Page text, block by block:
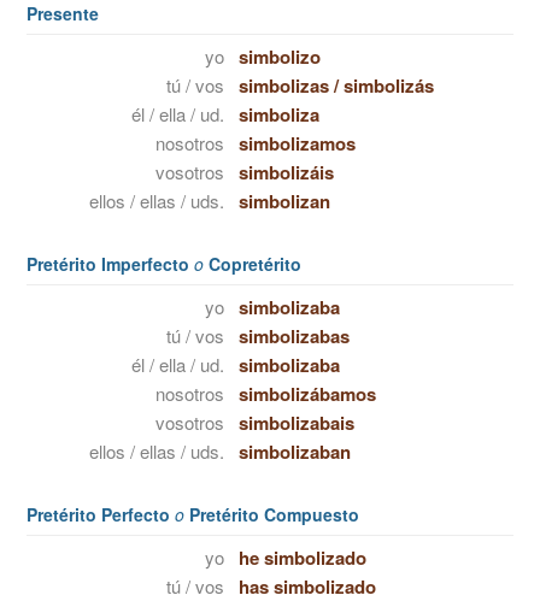
Presente
yo simbolizo
tú / vos simbolizas/simbolizás
él / ella / ud. simboliza
nosotros simbolizamos
vosotros simbolizáis
ellos / ellas / uds. simbolizan
Pretérito Imperfecto o Copretérito
yo simbolizaba
tú / vos simbolizabas
él / ella / ud. simbolizaba
nosotros simbolizábamos
vosotros simbolizabais
ellos / ellas / uds. simbolizaban
Pretérito Perfecto o Pretérito Compuesto
yo he simbolizado
tú / vos has simbolizado